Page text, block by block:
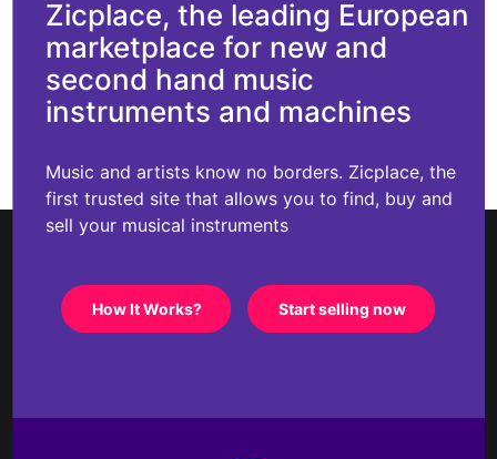
Zicplace, the leading European
marketplace for new and
second hand music
instruments and machines
Music and artists know no borders. Zicplace, the
first trusted site that allows you to find, buy and
sell your musical instruments
How It Works? Start selling now